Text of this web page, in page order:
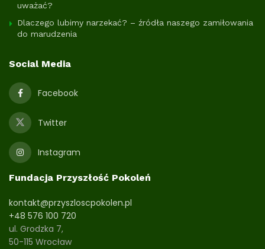
uważać?
Dlaczego lubimy narzekać? – źródła naszego zamiłowania
do marudzenia
Social Media
Facebook
Twitter
Instagram
Fundacja Przyszłość Pokoleń
kontakt@przyszloscpokolen.pl
+48 576 100 720
ul. Grodzka 7,
50-115 Wrocław